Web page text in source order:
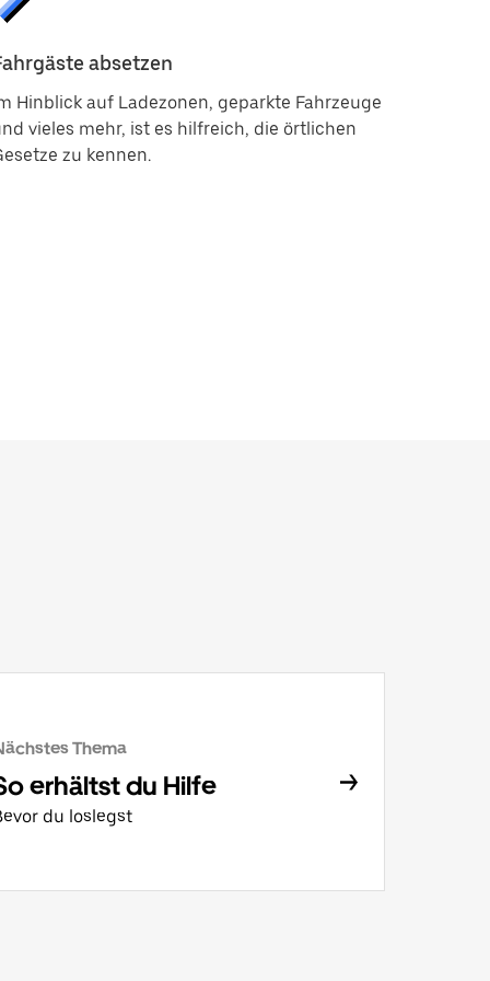
absetzen
Hinblick auf Ladezonen, geparkte Fahrzeuge
vieles mehr, ist es hilfreich, die örtlichen
zu kennen.
Thema
erhältst du Hilfe
du loslegst